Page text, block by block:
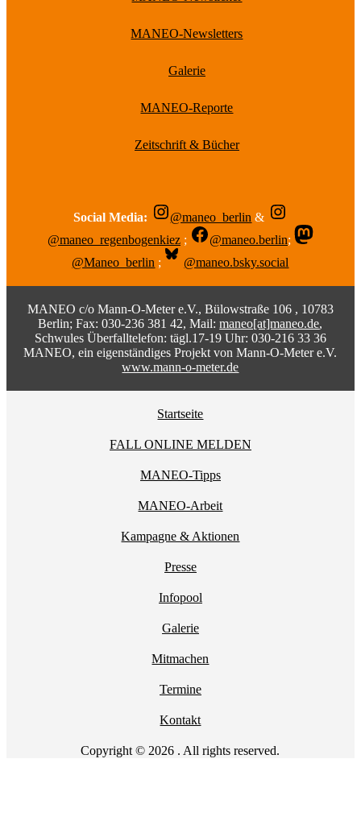
MANEO-Newsletters
Galerie
MANEO-Reporte
Zeitschrift & Bücher
Social Media: @maneo_berlin &
@maneo_regenbogenkiez ; @maneo.berlin;
@Maneo_berlin ; @maneo.bsky.social
MANEO c/o Mann-O-Meter e.V., Bülowstraße 106 , 10783
Berlin; Fax: 030-236 381 42, Mail:maneo[at]maneo.de,
Schwules Überfalltelefon: tägl.17-19 Uhr: 030-216 33 36
MANEO, ein eigenständiges Projekt von Mann-O-Meter e.V.
www.mann-o-meter.de
Startseite
FALL ONLINE MELDEN
MANEO-Tipps
MANEO-Arbeit
Kampagne & Aktionen
Presse
Infopool
Galerie
Mitmachen
Termine
Kontakt
Copyright © 2026 . All rights reserved.